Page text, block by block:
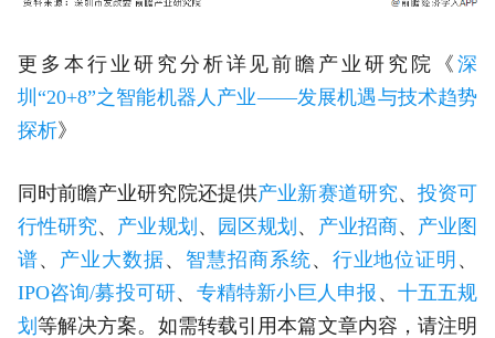
更多本行业研究分析详见前瞻产业研究院《深
圳“20+8”之智能机器人产业——发展机遇与技术趋势
探析》
同时前瞻产业研究院还提供产业新赛道研究、投资可
行性研究、 产业规划 、 园区规划 、 产业招商、 产业图
谱、 产业大数据、 智慧招商系统、 行业地位证明 、
IPO咨询/募投可研、 专精特新小巨人申报 、 十五五规
划 等解决方案。如需转载引用本篇文章内容，请注明